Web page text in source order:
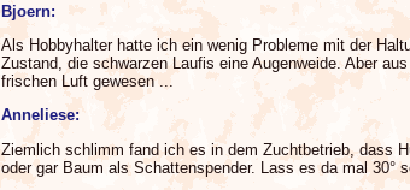
Bjoern:
Als Hobbyhalter hatte ich ein wenig Probleme mit der
Zustand, die schwarzen Laufis eine Augenweide. Aber
frischen Luft gewesen ...
Anneliese:
Ziemlich schlimm fand ich es in dem Zuchtbetrieb, dass
oder gar Baum als Schattenspender. Lass es da mal 30°